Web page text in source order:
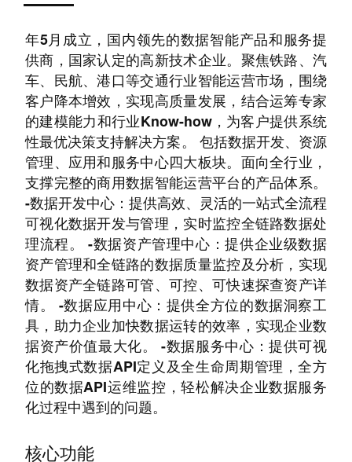
年5月成立，国内领先的数据智能产品和服务提
供商，国家认定的高新技术企业。聚焦铁路、汽
车、民航、港口等交通行业智能运营市场，围绕
客户降本增效，实现高质量发展，结合运筹专家
的建模能力和行业Know-how，为客户提供系统
性最优决策支持解决方案。 包括数据开发、资源
管理、应用和服务中心四大板块。面向全行业，
支撑完整的商用数据智能运营平台的产品体系。
-数据开发中心：提供高效、灵活的一站式全流程
可视化数据开发与管理，实时监控全链路数据处
理流程。 -数据资产管理中心：提供企业级数据
资产管理和全链路的数据质量监控及分析，实现
数据资产全链路可管、可控、可快速探查资产详
情。 -数据应用中心：提供全方位的数据洞察工
具，助力企业加快数据运转的效率，实现企业数
据资产价值最大化。 -数据服务中心：提供可视
化拖拽式数据API定义及全生命周期管理，全方
位的数据API运维监控，轻松解决企业数据服务
化过程中遇到的问题。
核心功能